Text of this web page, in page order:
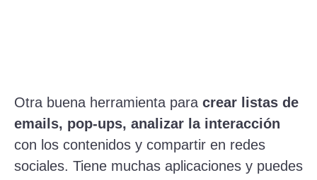
Otra buena herramienta para crear listas de
emails, pop-ups, analizar la interacción
con los contenidos y compartir en redes
sociales. Tiene muchas aplicaciones y puedes